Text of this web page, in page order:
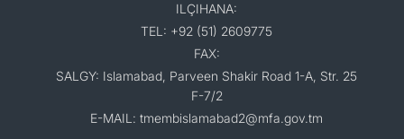
ILÇIHANA:
TEL: +92 (51) 2609775
FAX:
SALGY: Islamabad, Parveen Shakir Road 1-A, Str. 25
F-7/2
E-MAIL: tmembislamabad2@mfa.gov.tm